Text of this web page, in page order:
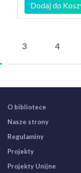
Dodaj do
3 4
O bibliotece
Nasze strony
Regulaminy
Projekty
Projekty Unijne